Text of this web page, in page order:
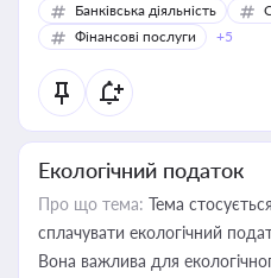
Банківська діяльність
Фінансові послуги
+5
Екологічний податок
Про що тема: Тема
сплачувати екологічний
Вона важлива для